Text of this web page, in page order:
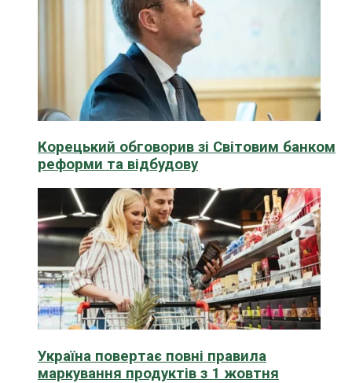
Корецький обговорив зі Світовим банком
реформи та відбудову
Україна повертає повні правила
маркування продуктів з 1 жовтня